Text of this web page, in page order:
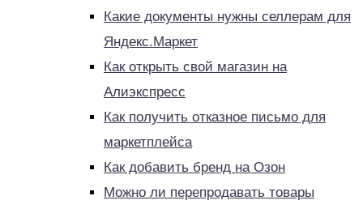
Какие документы нужны селлерам для
Яндекс.Маркет
Как открыть свой магазин на
Алиэкспресс
Как получить отказное письмо для
маркетплейса
Как добавить бренд на Озон
Можно ли перепродавать товары